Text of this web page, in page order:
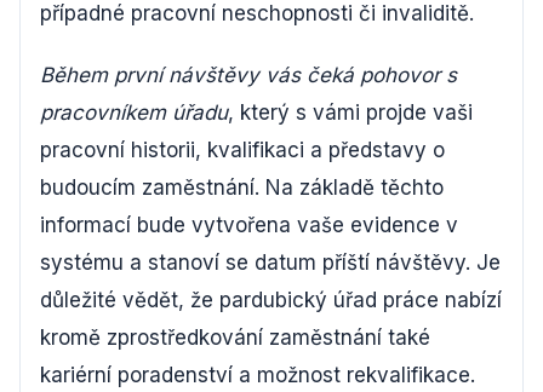
případné pracovní neschopnosti či invaliditě.
Během první návštěvy vás čeká pohovor s
pracovníkem úřadu, který s vámi projde vaši
pracovní historii, kvalifikaci a představy o
budoucím zaměstnání. Na základě těchto
informací bude vytvořena vaše evidence v
systému a stanoví se datum příští návštěvy. Je
důležité vědět, že pardubický úřad práce nabízí
kromě zprostředkování zaměstnání také
kariérní poradenství a možnost rekvalifikace.